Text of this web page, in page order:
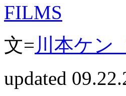
FILMS
文=川本ケン
updated